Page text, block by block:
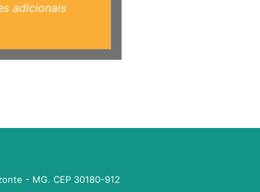
adicionais
- MG. CEP 30180-912